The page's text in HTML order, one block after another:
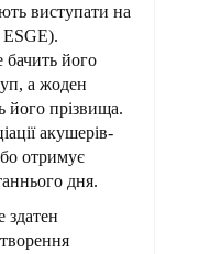
виступати на
його
а жоден
його прізвища.
акушерів-
отримує
дня.
здатен